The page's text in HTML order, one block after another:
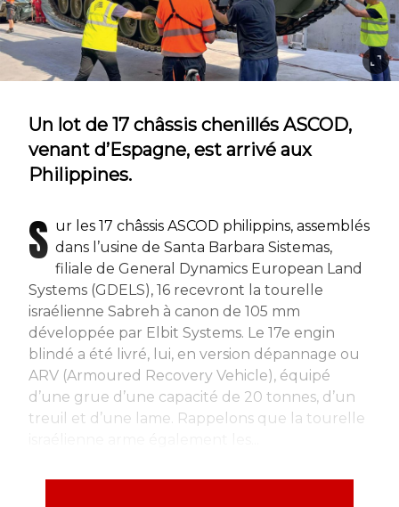
Un lot de 17 châssis chenillés ASCOD,
venant d’Espagne, est arrivé aux
Philippines.
S ur les 17 châssis ASCOD philippins, assemblés
dans l’usine de Santa Barbara Sistemas,
filiale de General Dynamics European Land
Systems (GDELS), 16 recevront la tourelle
israélienne Sabreh à canon de 105 mm
développée par Elbit Systems. Le 17e engin
blindé a été livré, lui, en version dépannage ou
ARV (Armoured Recovery Vehicle), équipé
d’une grue d’une capacité de 20 tonnes, d’un
treuil et d’une lame. Rappelons que la tourelle